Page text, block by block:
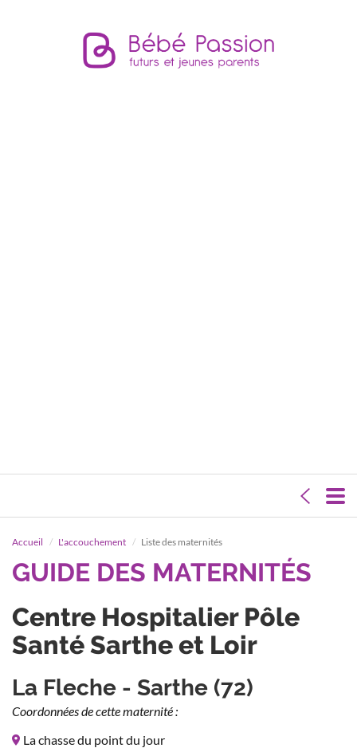
Accueil L'accouchement Liste des maternités
GUIDE DES MATERNITÉS
Centre Hospitalier Pôle
Santé Sarthe et Loir
La Fleche - Sarthe (72)
Coordonnées de cette maternité :
La chasse du point du jour